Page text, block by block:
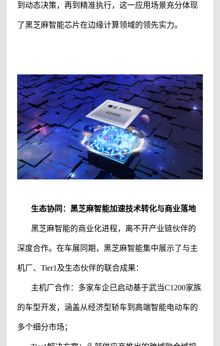
到动态决策，再到精准执行，这一应用场景充分体现
了黑芝麻智能芯片在边缘计算领域的领先实力。
生态协同： 黑芝麻智能加速技术转化与商业落地
黑芝麻智能的商业化进程，离不开产业链伙伴的
深度合作。在车展同期， 黑芝麻智能集中展示了与主
机厂、 Tier1及生态伙伴的联合成果：
主机厂合作：多家车企已启动基于武当C1200家族
的车型开发，涵盖从经济型轿车到高端智能电动车的
多个细分市场；